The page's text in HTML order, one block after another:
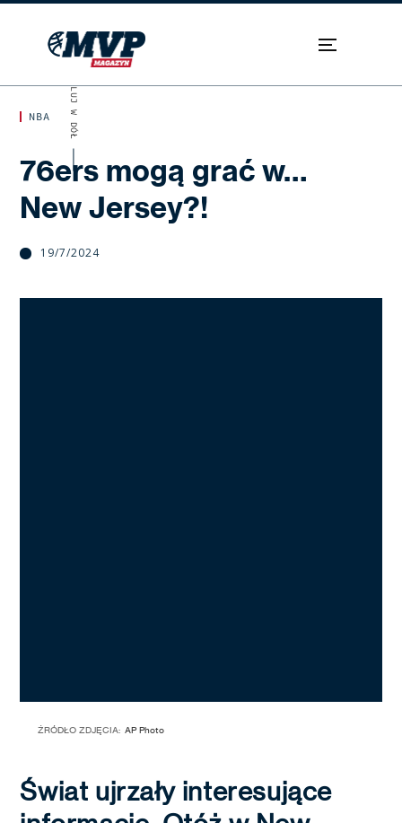
NBA
76ers mogą grać w…
New Jersey?!
19/7/2024
SKROLUJ W DÓŁ
ŹRÓDŁO ZDJĘCIA: AP Photo
Świat ujrzały interesujące